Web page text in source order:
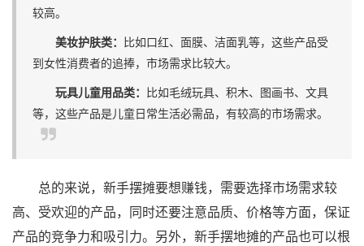
较高。
美妆护肤类： 比如口红、面膜、洁面乳等，这些产品受
到女性消费者的追捧，市场需求比较大。
玩具儿童用品类： 比如毛绒玩具、积木、图画书、文具
等，这些产品是儿童日常生活必需品，有较高的市场需求。
总的来说，新手摆摊要想赚钱，需要选择市场需求较
高、受欢迎的产品，同时还要注意品质、价格等方面，保证
产品的竞争力和吸引力。另外，新手摆地摊的产品也可以根